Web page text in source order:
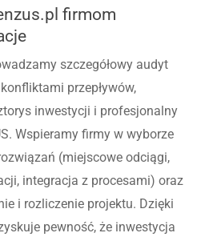
firmom
szczegółowy audyt
przepływów,
inwestycji i profesjonalny
Wspieramy firmy w wyborze
(miejscowe odciągi,
integracja z procesami) oraz
i rozliczenie projektu. Dzięki
pewność, że inwestycja